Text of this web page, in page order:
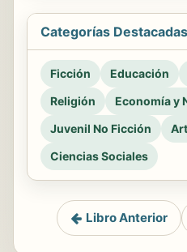
Categorías Destacadas
Ficción Educación
Religión
Economía y
Juvenil No Ficción
Ciencias Sociales
Libro Anterior